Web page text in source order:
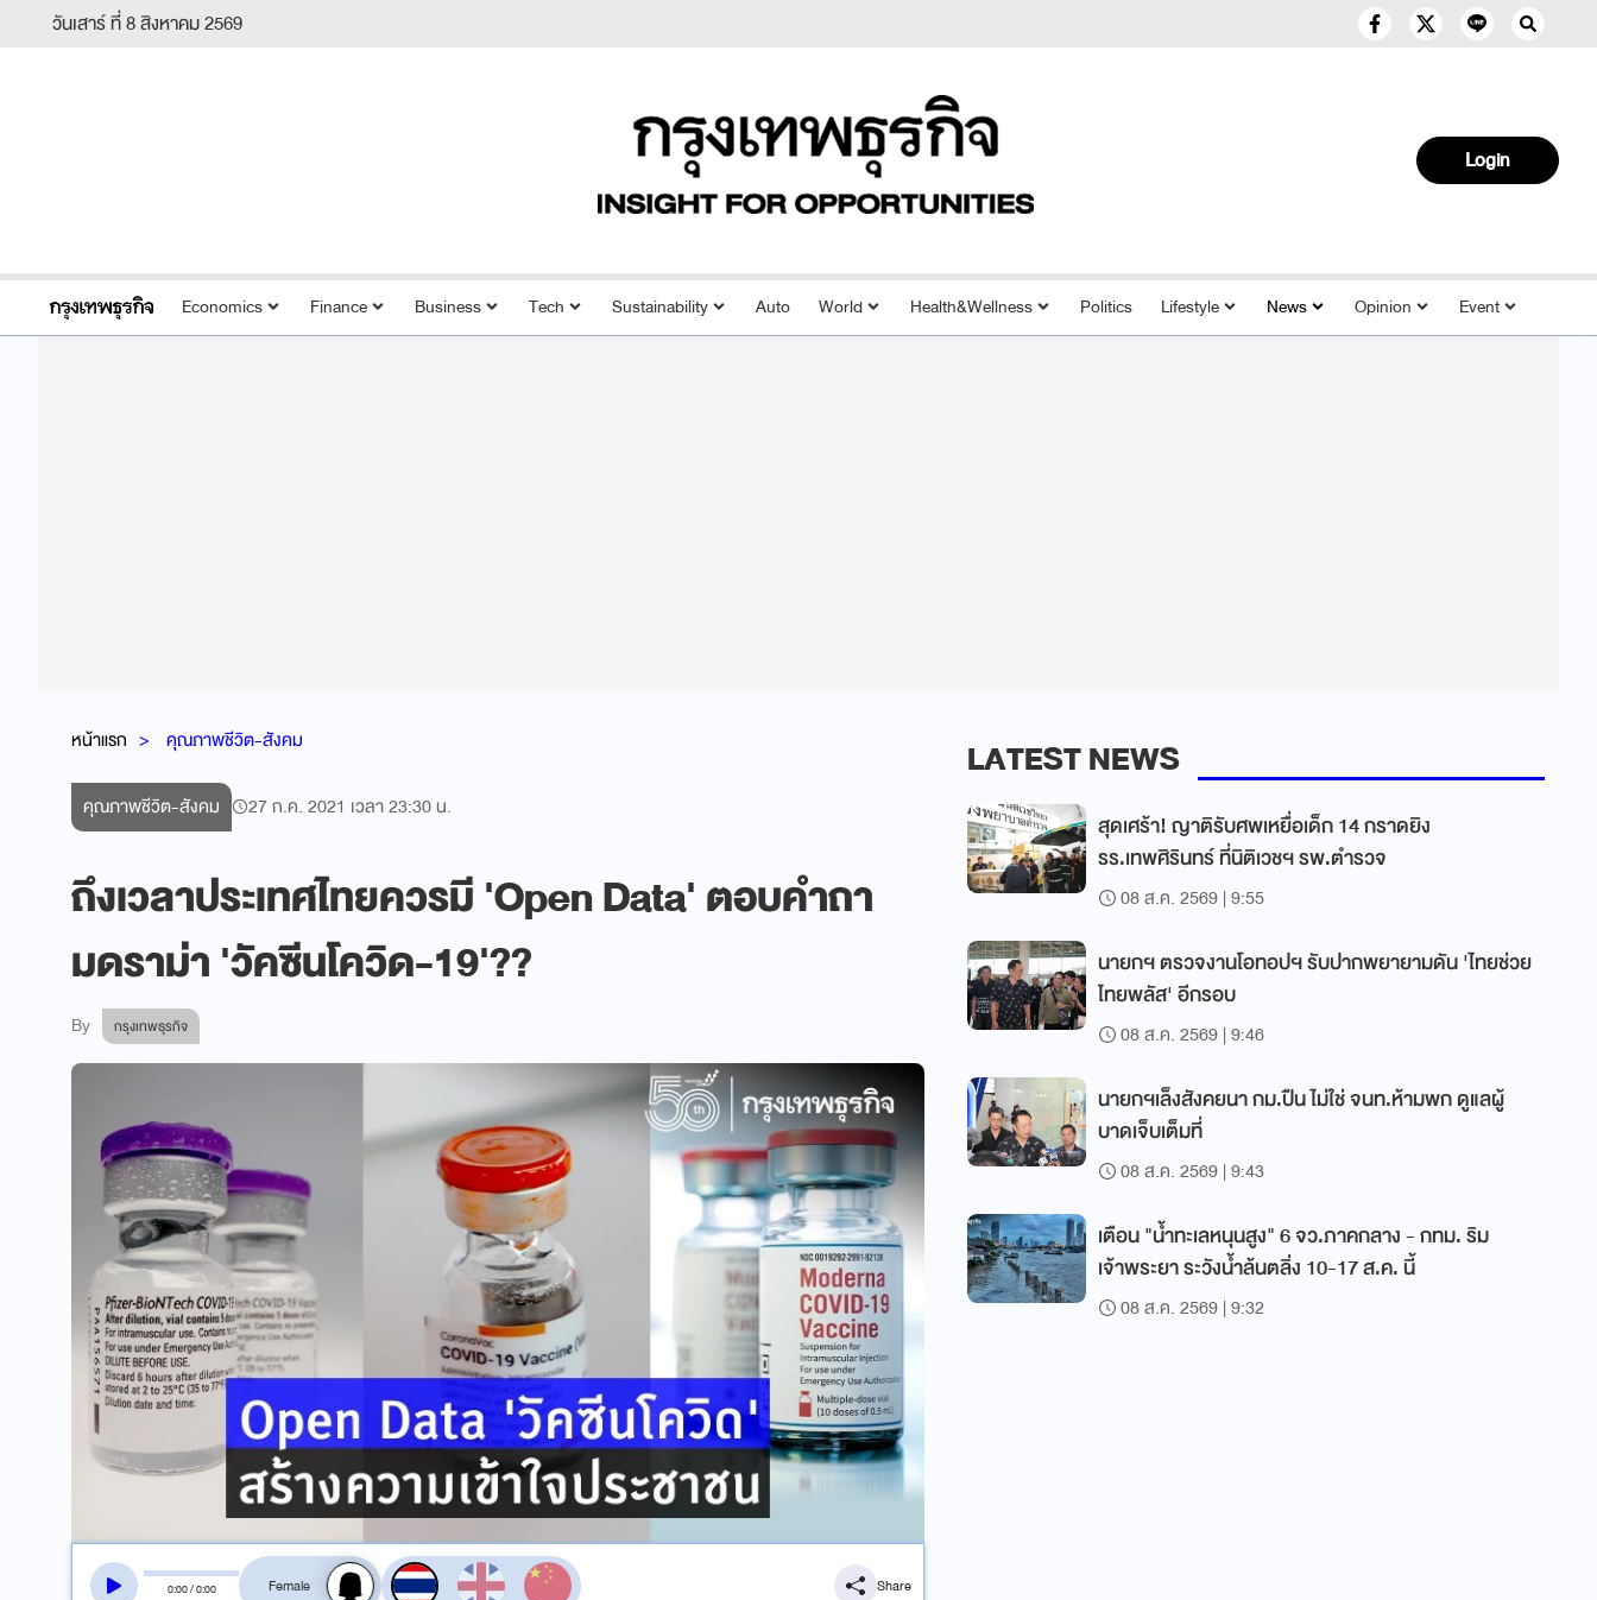
วันเสาร์ ที่ 8 สิงหาคม 2569
Login
Economics Finance Business Tech Sustainability Auto World Health&Wellness Politics Lifestyle News Opinion Event
หน้าแรก คุณภาพชีวิต-สังคม
คุณภาพชีวิต-สังคม 27 ก.ค. 2021 เวลา 23:30 น.
ถึงเวลาประเทศไทยควรมี 'Open Data' ตอบคำถา
มดราม่า 'วัคซีนโควิด-19'??
By กรุงเทพธุรกิจ
0:00/0:00
สลับเสียงอ่าน
Share
LATEST NEWS
สุดเศร้า! ญาติรับศพเหยื่อเด็ก 14 กราดยิง
รร.เทพศิรินทร์ ที่นิติเวชฯ รพ.ตำรวจ
08 ส.ค. 2569 | 9:55
นายกฯ ตรวจงานโอทอปฯ รับปากพยายามดัน 'ไทยช่วย
ไทยพลัส' อีกรอบ
08 ส.ค. 2569 | 9:46
นายกฯเล็งสังคยนา กม.ปืน ไม่ใช่ จนท.ห้ามพก ดูแลผู้
บาดเจ็บเต็มที่
08 ส.ค. 2569 | 9:43
เตือน "น้ำทะเลหนุนสูง" 6 จว.ภาคกลาง - กทม. ริม
เจ้าพระยา ระวังน้ำล้นตลิ่ง 10-17 ส.ค. นี้
08 ส.ค. 2569 | 9:32